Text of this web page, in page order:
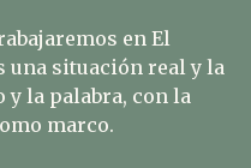
en El
una situación real y la
y la palabra, con la
marco.